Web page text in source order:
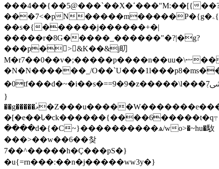
���4��{��5@���`��X�ߵ���"M:��[{��?
���7<�pN�����m�����P�{g�ۦ{}
��s�{������j������+�|
�����r�8G�����_������"�?|�g?
���p�>&K��&j旫
M�r7��0��v�;�����p����n��uu�\ޟ���������z/
�N�N������_/
�0tf���d�~�i��s�==9�9�z�����\l���߲7ﳽ����ǏW����
}
��g�����۬ޅ�Z���u�����W�������e����d/
�[�e��Ꮣ�ck������{����6�����t�q߹
����d�{�C~}����������ѧ/wo>�~hu�駇
���>��w��6��찾
7��^�����h�Ç���pS�}
�u{=rn���:��n�j�����ww3y�}